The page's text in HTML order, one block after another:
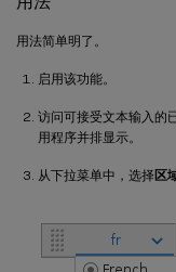
用法简单明了。
启用该功能。
访问可接受文本输入的
用程序并排显示。
从下拉菜单中，选择区